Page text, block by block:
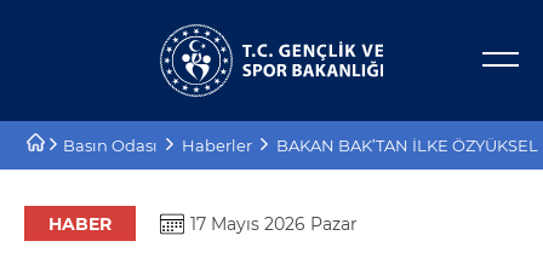
Basın Odası Haberler BAKAN BAK’TAN İLKE
HABER 17 Mayıs 2026 Pazar
Bakan Yardımcıları
Tarihçe
Misyon, Vizyon
Projeler
Proje Destekleri